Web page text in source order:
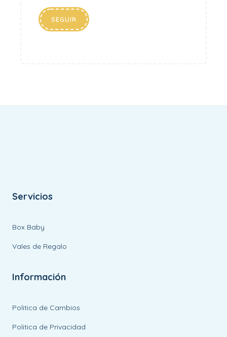
SEGUIR
Servicios
Box Baby
Vales de Regalo
Información
Politica de Cambios
Politica de Privacidad